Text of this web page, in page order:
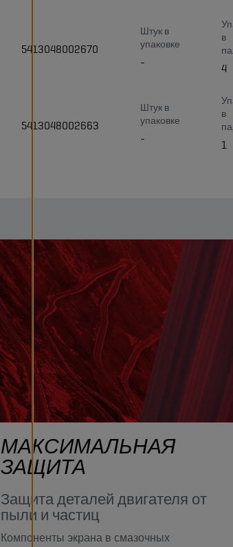
5413048002670
Штук в
упаковке
-
в
4
5413048002663
Штук в
упаковке
-
в
1
МАКСИМАЛЬНАЯ
ЗАЩИТА
Защита деталей двигателя от
пыли и частиц
Компоненты экрана в смазочных